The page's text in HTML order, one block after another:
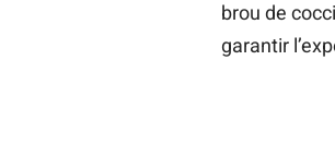
brou de
garantir